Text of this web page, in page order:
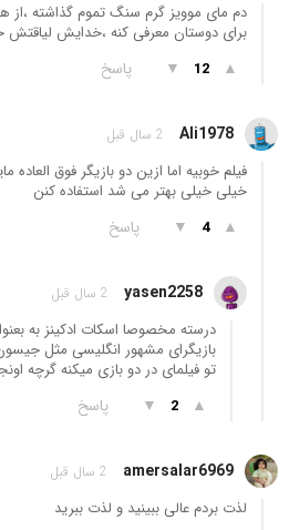
دم مای موویز گرم سنگ تموم گذاشته ،از
برای دوستان معرفی کنه ،خدایش
▲
12
▼ پاسخ
Ali1978 2 سال قبل
فیلم خوبیه اما ازین دو بازیگر فوق العاده
خیلی خیلی بهتر می شد استفاده کنن
▲
4
▼ پاسخ
yasen2258 2 سال قبل
درسته مخصوصا اسکات ادکینز به
بازیگرای مشهور انگلیسی مثل
تو فیلمای در دو بازی میکنه گرچه
▲
2
▼ پاسخ
amersalar6969 2 سال قبل
لذت بردم عالی ببینید و لذت ببرید